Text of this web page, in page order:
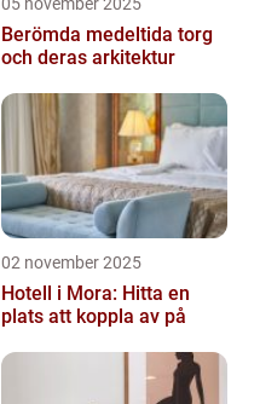
Berömda medeltida torg
och deras arkitektur
02 november 2025
Hotell i Mora: Hitta en
plats att koppla av på